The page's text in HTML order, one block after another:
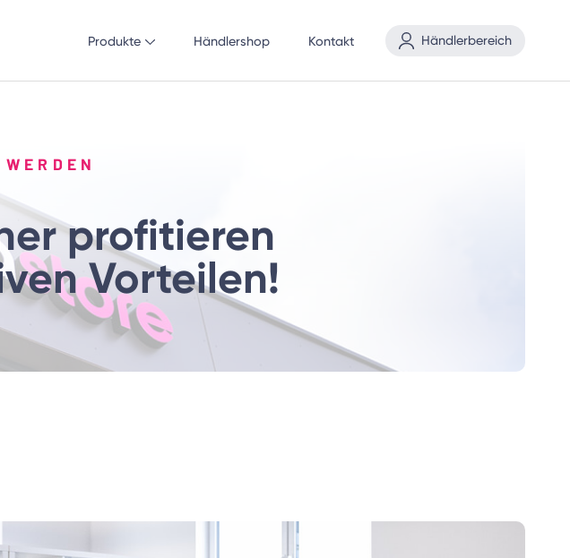
Produkte Händlershop Kontakt Händlerbereich
profitieren
Vorteilen!